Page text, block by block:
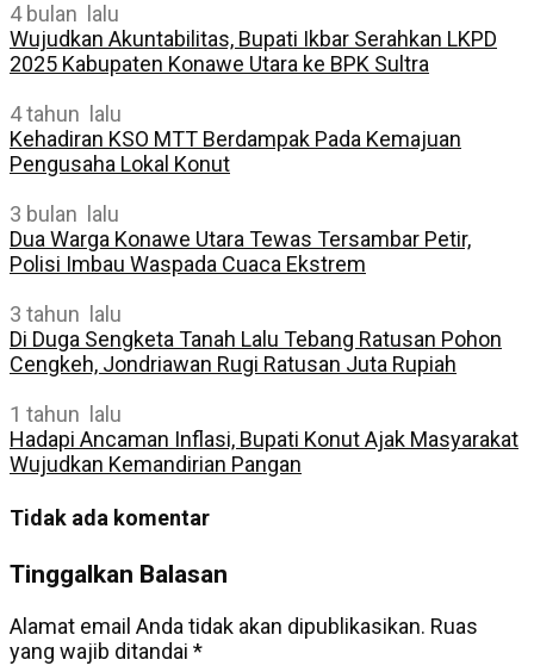
4 bulan lalu
Wujudkan Akuntabilitas, Bupati Ikbar Serahkan LKPD
2025 Kabupaten Konawe Utara ke BPK Sultra
4 tahun lalu
Kehadiran KSO MTT Berdampak Pada Kemajuan
Pengusaha Lokal Konut
3 bulan lalu
Dua Warga Konawe Utara Tewas Tersambar Petir,
Polisi Imbau Waspada Cuaca Ekstrem
3 tahun lalu
Di Duga Sengketa Tanah Lalu Tebang Ratusan Pohon
Cengkeh, Jondriawan Rugi Ratusan Juta Rupiah
1 tahun lalu
Hadapi Ancaman Inflasi, Bupati Konut Ajak Masyarakat
Wujudkan Kemandirian Pangan
Tidak ada komentar
Tinggalkan Balasan
Alamat email Anda tidak akan dipublikasikan. Ruas
yang wajib ditandai *